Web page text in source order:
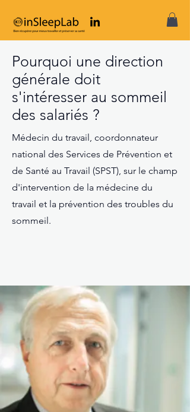
Pourquoi une direction
générale doit
s'intéresser au sommeil
des salariés ?
Médecin du travail, coordonnateur
national des Services de Prévention et
de Santé au Travail (SPST), sur le champ
d'intervention de la médecine du
travail et la prévention des troubles du
sommeil.